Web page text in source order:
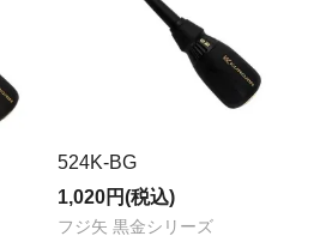
524K-BG
1,020円(税込)
フジ矢 黒金シリーズ